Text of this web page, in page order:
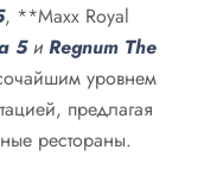
, **Maxx Royal
5иRegnum The
уровнем
предлагая
рестораны.